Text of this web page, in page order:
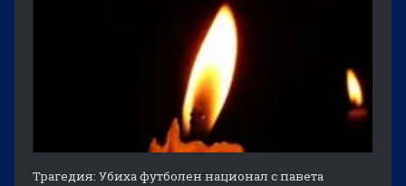
Трагедия: Убиха футболен национал с павета